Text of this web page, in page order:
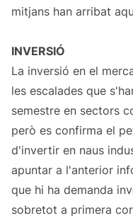
mitjans han arribat
INVERSIÓ
La inversió en el
les escalades que
semestre en sectors
però es confirma el
d'invertir en naus
apuntar a l'anterior
que hi ha demanda
sobretot a primera